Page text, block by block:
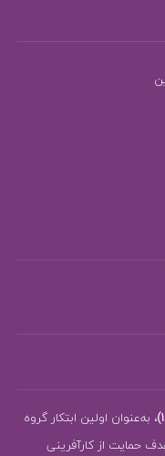
، به‌عنوان اولین ابتکار گروه
و تبلیغات کوشا، در بهمن‌ماه 1395 با هدف حمایت از کارآفرینی